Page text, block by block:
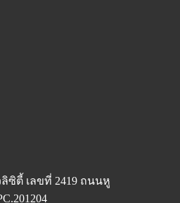
ซิตี้ เลขที่ 2419 ถนนหู